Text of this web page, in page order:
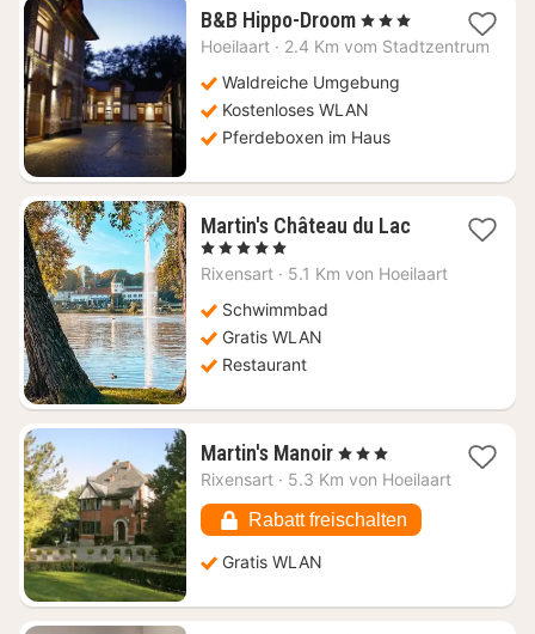
B&B Hippo-Droom1
Nacht
170
€
, 3 Sterne
Hoeilaart · 2.4 Km vom Stadtzentrum
Waldreiche Umgebung
Kostenloses WLAN
Pferdeboxen im Haus
Martin's Château du Lac1
ab
, 5 Sterne
Rixensart · 5.1 Km von Hoeilaart
Schwimmbad
Gratis WLAN
Restaurant
Martin's Manoir1
Nacht
85,91
€
, 3 Sterne
Rixensart · 5.3 Km von Hoeilaart
Rabatt freischalten
Gratis WLAN